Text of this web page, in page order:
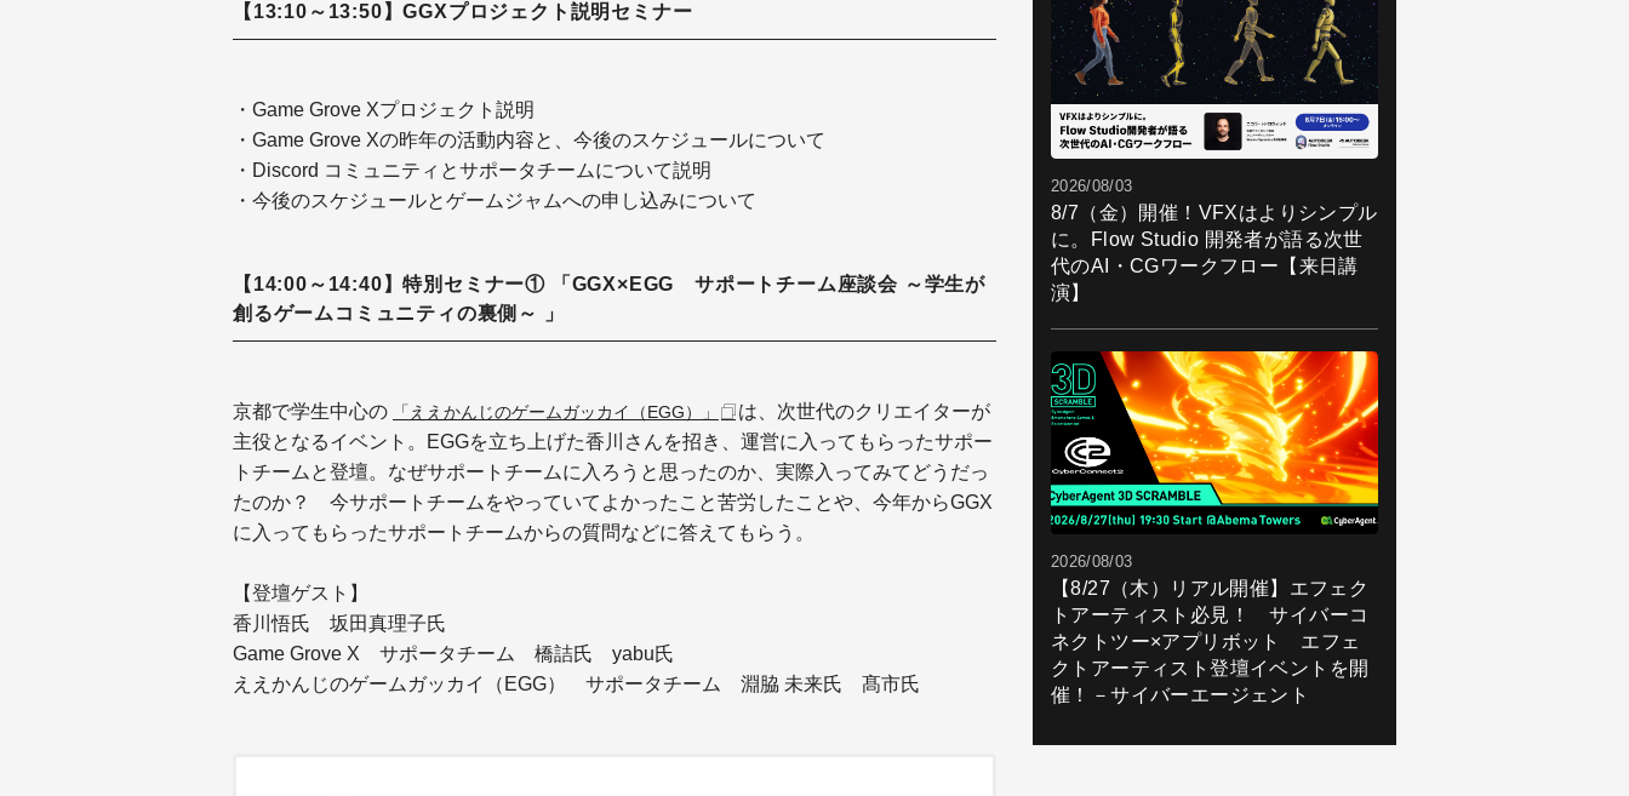
【13:10～13:50】GGXプロジェクト説明セミナー
・Game Grove Xプロジェクト説明
・Game Grove Xの昨年の活動内容と、今後のスケジュールについて
・Discord コミュニティとサポータチームについて説明
・今後のスケジュールとゲームジャムへの申し込みについて
【14:00～14:40】特別セミナー① 「GGX×EGG サポートチーム座談会 ～学生が
創るゲームコミュニティの裏側～ 」
京都で学生中心の 「ええかんじのゲームガッカイ（EGG）」
は、次世代のクリエイターが
主役となるイベント。
EGGを立ち上げた香川さんを招き、運営に入ってもらったサポー
トチームと登壇。 なぜサポートチームに入ろうと思ったのか、実際入ってみてどうだっ
たのか？ 今サポートチームをやっていてよかったこと苦労したことや、今年からGGX
に入ってもらったサポートチームからの質問などに答えてもらう。
【登壇ゲスト】
香川悟氏 坂田真理子氏
Game Grove X サポータチーム 橋詰氏 yabu氏
ええかんじのゲームガッカイ（EGG） サポータチーム 淵脇 未来氏 髙市氏
2026/08/03
8/7（金）開催！VFXはよりシンプル
に。Flow Studio 開発者が語る次世
代のAI・CGワークフロー【来日講
演】
2026/08/03
【8/27（木）リアル開催】エフェク
トアーティスト必見！ サイバーコ
ネクトツー×アプリボット エフェ
クトアーティスト登壇イベントを開
催！－サイバーエージェント